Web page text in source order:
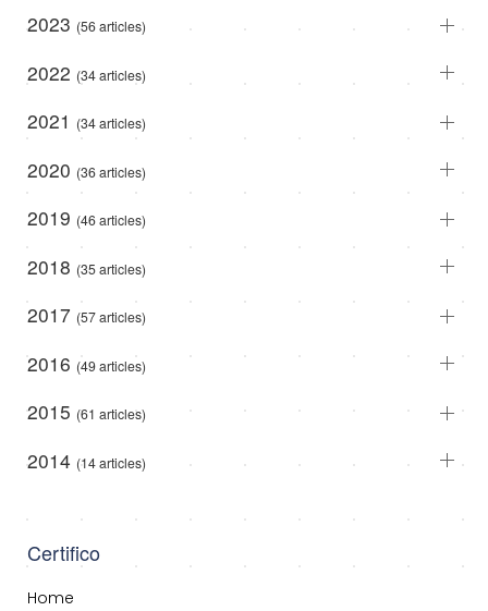
2023 (56 articles)
2022 (34 articles)
2021 (34 articles)
2020 (36 articles)
2019 (46 articles)
2018 (35 articles)
2017 (57 articles)
2016 (49 articles)
2015 (61 articles)
2014 (14 articles)
Certifico
Home